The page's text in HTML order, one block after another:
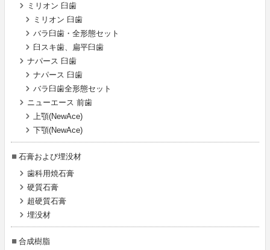
ミリオン 臼歯
ミリオン 臼歯
バラ臼歯・全形態セット
臼スキ歯、扁平臼歯
ナパース 臼歯
ナパース 臼歯
バラ臼歯全形態セット
ニューエース 前歯
上顎(NewAce)
下顎(NewAce)
石膏および埋没材
歯科用焼石膏
硬質石膏
超硬質石膏
埋没材
合成樹脂